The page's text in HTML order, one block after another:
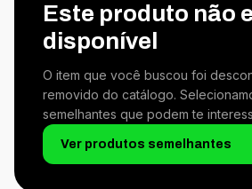
Este produto não
disponível
O item que você buscou foi
removido do catálogo.
semelhantes que podem te
Ver produtos semelhantes